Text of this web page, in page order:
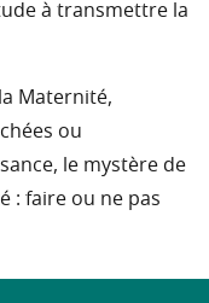
à transmettre la
Maternité,
ou
le mystère de
: faire ou ne pas